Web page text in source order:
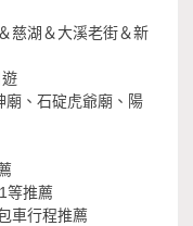
慈湖＆大溪老街＆新
廟、石碇虎爺廟、陽
等推薦
車行程推薦